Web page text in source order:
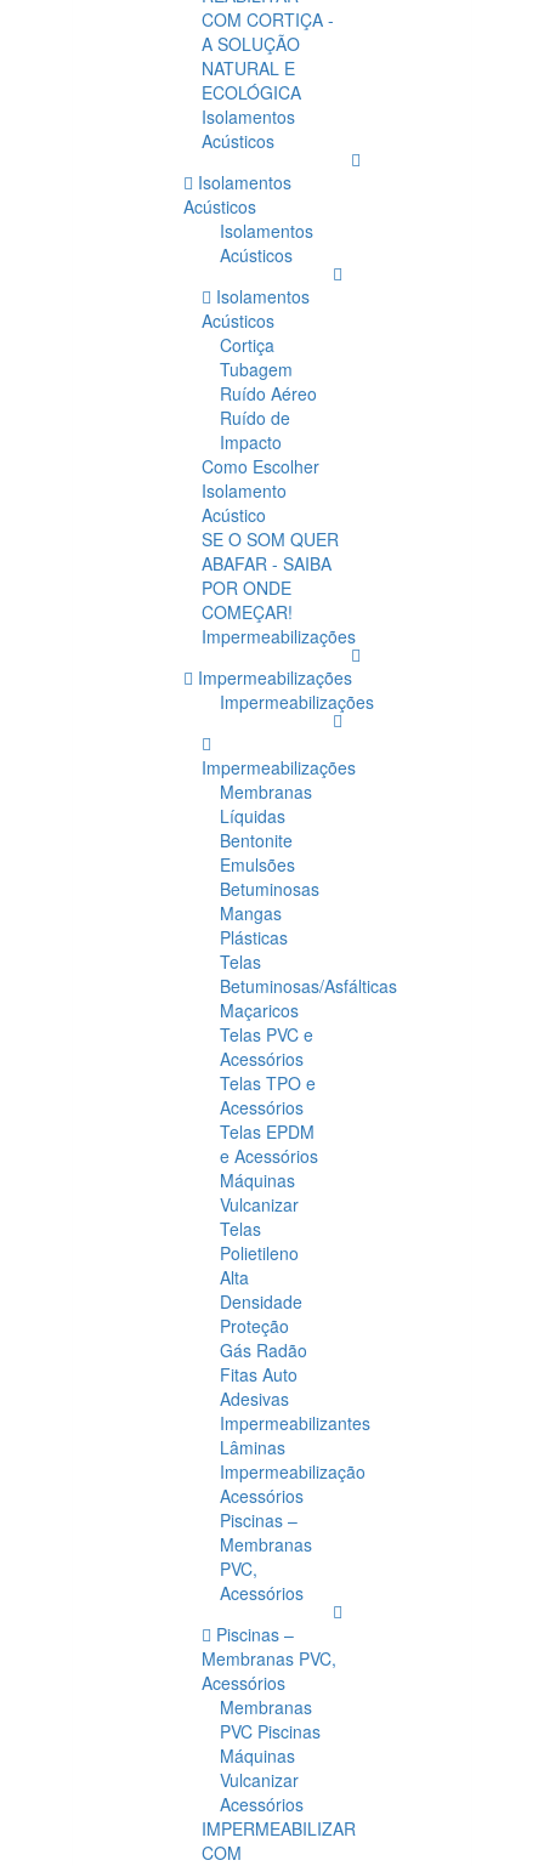
COM CORTIÇA -
A SOLUÇÃO
NATURAL E
ECOLÓGICA
Isolamentos
Acústicos
Isolamentos
Acústicos
Isolamentos
Acústicos
Isolamentos
Acústicos
Cortiça
Tubagem
Ruído Aéreo
Ruído de
Impacto
Como Escolher
Isolamento
Acústico
SE O SOM QUER
ABAFAR - SAIBA
POR ONDE
COMEÇAR!
Impermeabilizações
Impermeabilizações
Impermeabilizações
Impermeabilizações
Membranas
Líquidas
Bentonite
Emulsões
Betuminosas
Mangas
Plásticas
Telas
Betuminosas/Asfálticas
Maçaricos
Telas PVC e
Acessórios
Telas TPO e
Acessórios
Telas EPDM
e Acessórios
Máquinas
Vulcanizar
Telas
Polietileno
Alta
Densidade
Proteção
Gás Radão
Fitas Auto
Adesivas
Impermeabilizantes
Lâminas
Impermeabilização
Acessórios
Piscinas –
Membranas
PVC,
Acessórios
Piscinas –
Membranas PVC,
Acessórios
Membranas
PVC Piscinas
Máquinas
Vulcanizar
Acessórios
IMPERMEABILIZAR
COM